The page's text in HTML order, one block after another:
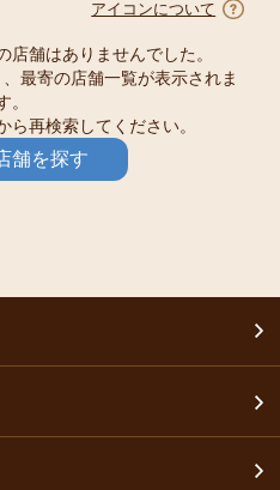
アイコンについて
舗はありませんでした。
最寄の店舗一覧が表示されま
。
ら再検索してください。
舗を探す